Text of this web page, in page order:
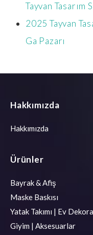
Tayvan Tasarım
2025 Tayvan
Ga Pazarı
Hakkımızda
Hakkımızda
Ürünler
Bayrak & Afiş
Maske Baskısı
Yatak Takımı | Ev
Giyim | Aksesuarlar